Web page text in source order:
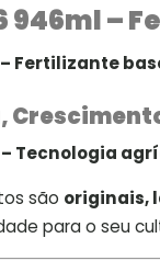
946ml –
Fertilizante
Tecnologia
são originais,
para o seu